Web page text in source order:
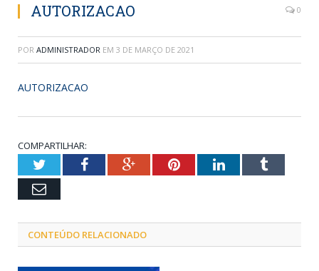
AUTORIZACAO 0
POR ADMINISTRADOR EM 3 DE MARÇO DE 2021
AUTORIZACAO
COMPARTILHAR:
TwitterFacebookGoogle+PinterestLinkedInTumblr
Email
CONTEÚDO RELACIONADO